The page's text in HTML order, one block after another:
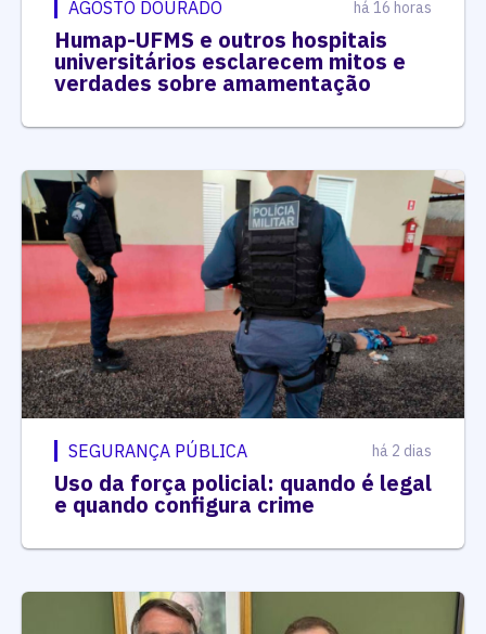
AGOSTO DOURADO há 16 horas
Humap-UFMS e outros hospitais
universitários esclarecem mitos e
verdades sobre amamentação
SEGURANÇA PÚBLICA há 2 dias
Uso da força policial: quando é legal
e quando configura crime